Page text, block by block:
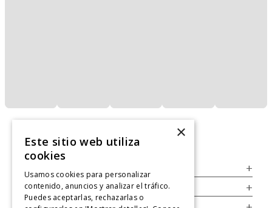
+
Legal +
×
Este sitio web utiliza
cookies
Usamos cookies para personalizar
contenido, anuncios y analizar el tráfico.
Puedes aceptarlas, rechazarlas o